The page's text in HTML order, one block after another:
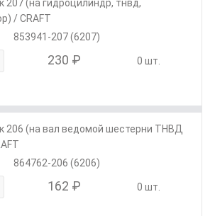
207 (на гидроцилиндр, тнвд,
/ CRAFT
853941-207 (6207)
230 ₽ 0 шт.
206 (на вал ведомой шестерни ТНВД
864762-206 (6206)
162 ₽ 0 шт.